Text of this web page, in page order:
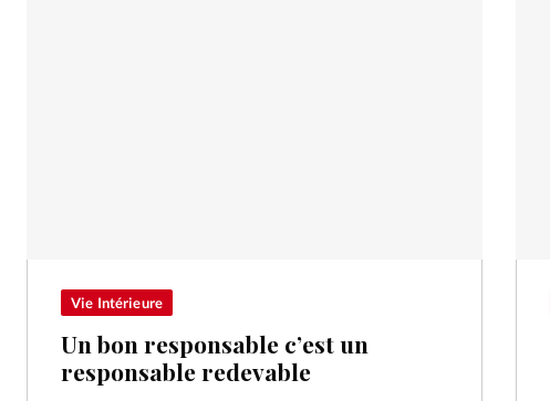
Vie Intérieure
Un bon responsable c’est un
responsable redevable